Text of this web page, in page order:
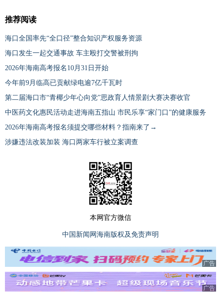
推荐阅读
海口全国率先“全口径”整合知识产权服务资源
海口发生一起交通事故 车主殴打交警被刑拘
2026年海南高考报名10月31日开始
今年前9月临高已贡献绿电逾7亿千瓦时
第二届海口市“青椰少年心向党”思政育人情景剧大赛决赛收官
中医药文化惠民活动走进海南五指山 市民乐享“家门口”的健康服务
2026年海南高考报名须提交哪些材料？指南来了→
涉嫌违法改装加装 海口两家车行被立案调查
本网官方微信
中国新闻网海南版权及免责声明
广告
广告